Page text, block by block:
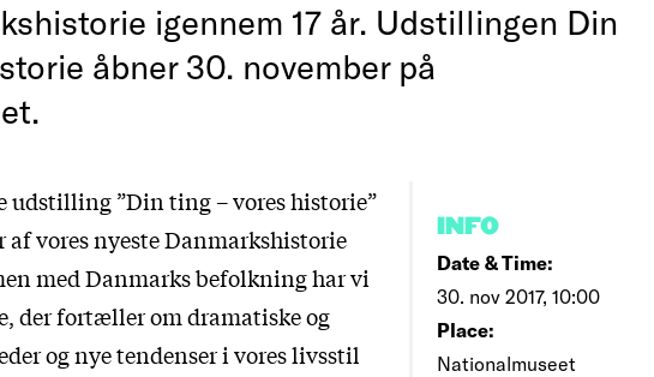
igennem 17 år. Udstillingen Din
åbner 30. november på
INFO
Date & Time:
30. nov 2017, 10:00
Place:
Nationalmuseet
udstilling ”Din ting – vores historie”
vores nyeste Danmarkshistorie
med Danmarks befolkning har vi
der fortæller om dramatiske og
og nye tendenser i vores livsstil